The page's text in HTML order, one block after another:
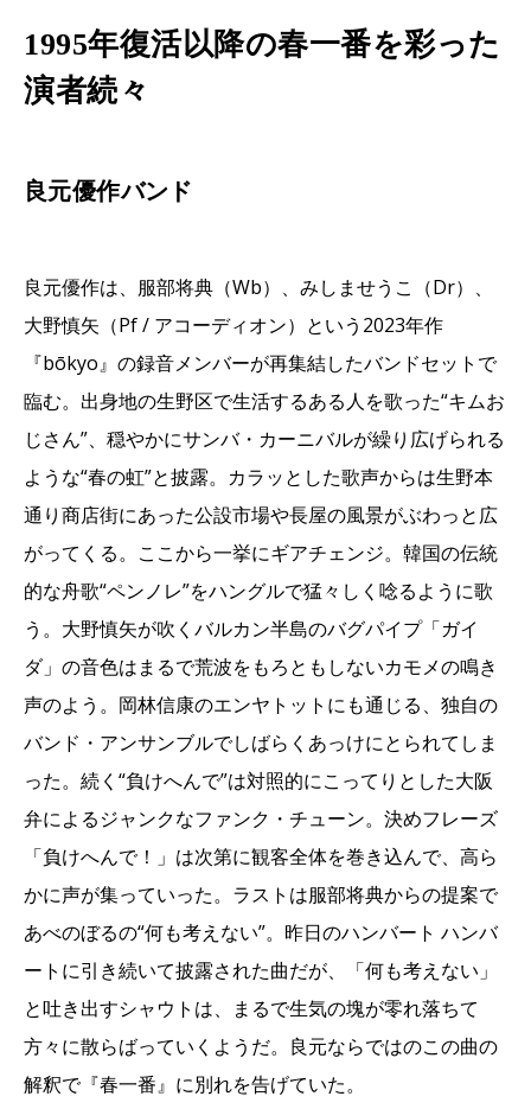
1995年復活以降の春一番を彩った
演者続々
良元優作バンド
良元優作は、服部将典（Wb）、みしませうこ（Dr）、
大野慎矢（Pf / アコーディオン）という2023年作
『bōkyo』の録音メンバーが再集結したバンドセットで
臨む。出身地の生野区で生活するある人を歌った“キムお
じさん”、穏やかにサンバ・カーニバルが繰り広げられる
ような“春の虹”と披露。カラッとした歌声からは生野本
通り商店街にあった公設市場や長屋の風景がぶわっと広
がってくる。ここから一挙にギアチェンジ。韓国の伝統
的な舟歌“ペンノレ”をハングルで猛々しく唸るように歌
う。大野慎矢が吹くバルカン半島のバグパイプ「ガイ
ダ」の音色はまるで荒波をもろともしないカモメの鳴き
声のよう。岡林信康のエンヤトットにも通じる、独自の
バンド・アンサンブルでしばらくあっけにとられてしま
った。続く“負けへんで”は対照的にこってりとした大阪
弁によるジャンクなファンク・チューン。決めフレーズ
「負けへんで！」は次第に観客全体を巻き込んで、高ら
かに声が集っていった。ラストは服部将典からの提案で
あべのぼるの“何も考えない”。昨日のハンバート ハンバ
ートに引き続いて披露された曲だが、「何も考えない」
と吐き出すシャウトは、まるで生気の塊が零れ落ちて
方々に散らばっていくようだ。良元ならではのこの曲の
解釈で『春一番』に別れを告げていた。